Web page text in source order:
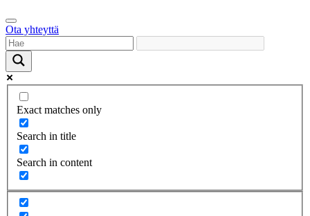
Ota yhteyttä
Exact matches only
Search in title
Search in content